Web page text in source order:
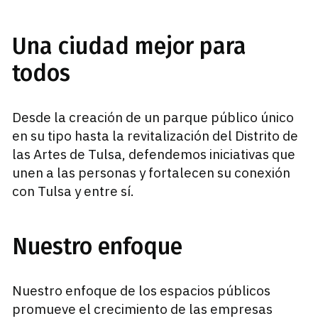
Una ciudad mejor para
todos
Desde la creación de un parque público único
en su tipo hasta la revitalización del Distrito de
las Artes de Tulsa, defendemos iniciativas que
unen a las personas y fortalecen su conexión
con Tulsa y entre sí.
Nuestro enfoque
Nuestro enfoque de los espacios públicos
promueve el crecimiento de las empresas